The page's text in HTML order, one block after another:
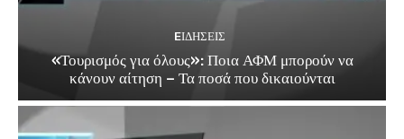
EΙΔΗΣΕΙΣ
«Τουρισμός για όλους»: Ποια ΑΦΜ μπορούν να
κάνουν αίτηση – Τα ποσά που δικαιούνται